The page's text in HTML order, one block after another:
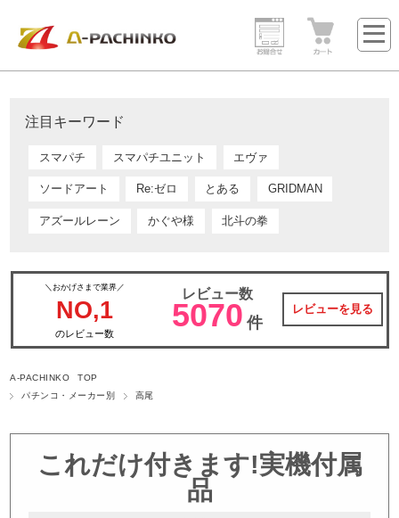
注目キーワード
スマパチ スマパチユニット エヴァ
ソードアート Re:ゼロ とある GRIDMAN
アズールレーン かぐや様 北斗の拳
＼おかげさまで業界／
NO,1
のレビュー数
レビュー数
5070 件
レビューを見る
A-PACHINKO TOP
パチンコ・メーカー別
高尾
これだけ付きます!実機付属
品